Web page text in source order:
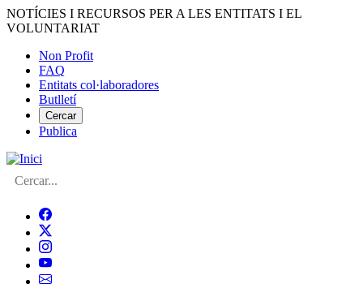
Vés
al
NOTÍCIES I RECURSOS PER A LES ENTITATS I EL
VOLUNTARIAT
Menú
del
compte
d'usuari
Non Profit
FAQ
Entitats col·laboradores
Butlletí
Cercar
Publica
Cerca